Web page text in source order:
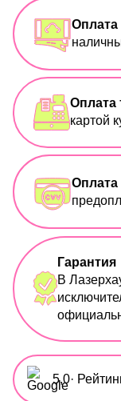
Оплата
картой
Оплата
Гарантия
В
5,0·